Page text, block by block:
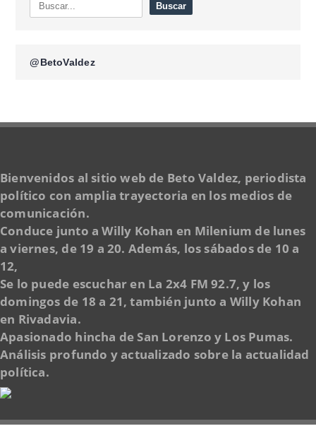
@BetoValdez
Bienvenidos al sitio web de Beto Valdez, periodista
político con amplia trayectoria en los medios de
comunicación.
Conduce junto a Willy Kohan en Milenium de lunes
a viernes, de 19 a 20. Además, los sábados de 10 a
12,
Se lo puede escuchar en La 2x4 FM 92.7, y los
domingos de 18 a 21, también junto a Willy Kohan
en Rivadavia.
Apasionado hincha de San Lorenzo y Los Pumas.
Análisis profundo y actualizado sobre la actualidad
política.